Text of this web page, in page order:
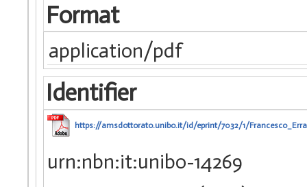
Format
application/pdf
Identifier
https://amsdottorato.unibo.it/id/eprint/7032/1/
urn:nbn:it:unibo-14269